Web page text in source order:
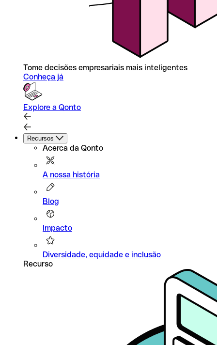
Tome decisões empresariais mais inteligentes
Conheça já
Explore a Qonto
Recursos
Acerca da Qonto
A nossa história
Blog
Impacto
Diversidade, equidade e inclusão
Recurso